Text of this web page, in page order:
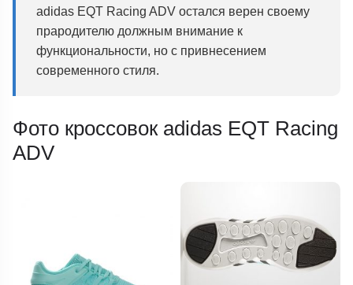
adidas EQT Racing ADV остался верен своему
прародителю должным внимание к
функциональности, но с привнесением
современного стиля.
Фото кроссовок adidas EQT Racing
ADV